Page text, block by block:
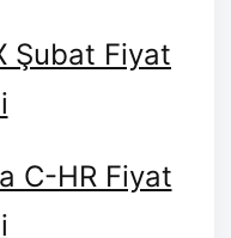
Şubat Fiyat
C-HR Fiyat